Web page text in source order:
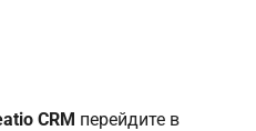
CRM перейдите в